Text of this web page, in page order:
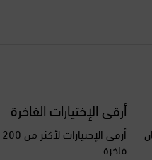
أرقى الإختيارات الفاخرة
فاخرة